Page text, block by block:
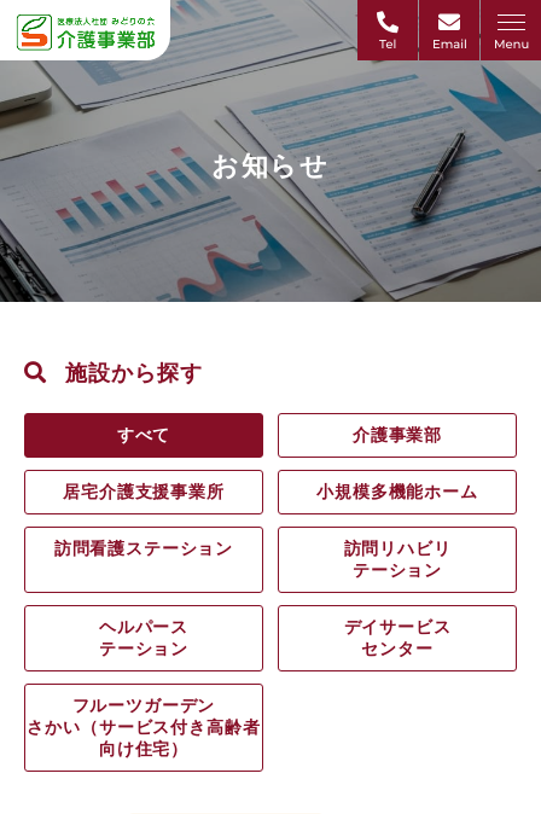
お知らせ
施設から探す
すべて 介護事業部
居宅介護支援事業所 小規模多機能ホーム
訪問看護ステーション
訪問リハビリ
テーション
ヘルパース
テーション
デイサービス
センター
フルーツガーデン
さかい（サービス付き高齢者
向け住宅）